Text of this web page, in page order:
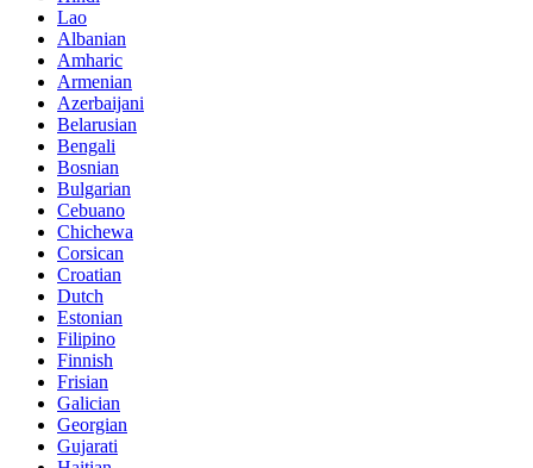
Lao
Albanian
Amharic
Armenian
Azerbaijani
Belarusian
Bengali
Bosnian
Bulgarian
Cebuano
Chichewa
Corsican
Croatian
Dutch
Estonian
Filipino
Finnish
Frisian
Galician
Georgian
Gujarati